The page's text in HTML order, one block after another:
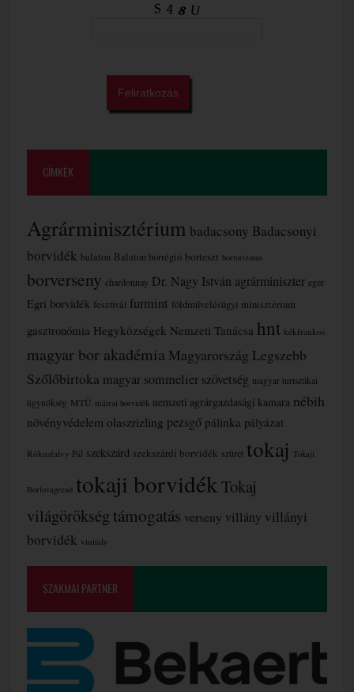
CÍMKÉK
Agrárminisztérium badacsony Badacsonyi
borvidék balaton Balaton borrégió borteszt borturizmus
borverseny chardonnay Dr. Nagy István agrárminiszter eger
Egri borvidék fesztivál furmint földművelésügyi minisztérium
gasztronómia Hegyközségek Nemzeti Tanácsa hnt kékfrankos
magyar bor akadémia Magyarország Legszebb
Szőlőbirtoka magyar sommelier szövetség magyar turisztikai
ügynökség MTÜ mátrai borvidék nemzeti agrárgazdasági kamara nébih
növényvédelem olaszrizling pezsgő pálinka pályázat
Rókusfalvy Pál szekszárd szekszárdi borvidék szüret tokaj Tokaji
Borlovagrend tokaji borvidékTokaj
világörökségtámogatás verseny villány villányi
borvidék vinitaly
SZAKMAI PARTNER